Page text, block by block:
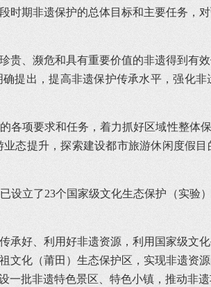
期非遗保护的总体目标和主要任务，
、濒危和具有重要价值的非遗得到有
提出，提高非遗保护传承水平，强化
各项要求和任务，着力抓好区域性整体
态提升，探索建设都市旅游休闲度假
立了23个国家级文化生态保护（实验
承好、利用好非遗资源，利用国家级
化（莆田）生态保护区，实现非遗资
批非遗特色景区、特色小镇，推动非遗